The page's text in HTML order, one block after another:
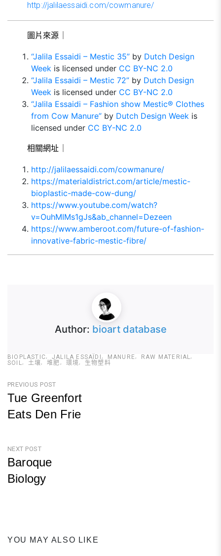
http://jalilaessaidi.com/cowmanure/
圖片來源｜
“Jalila Essaidi – Mestic 35” by Dutch Design
Week is licensed under CC BY-NC 2.0
“Jalila Essaidi – Mestic 72” by Dutch Design
Week is licensed under CC BY-NC 2.0
“Jalila Essaidi – Fashion show Mestic® Clothes
from Cow Manure” by Dutch Design Week is
licensed under CC BY-NC 2.0
相關網址｜
http://jalilaessaidi.com/cowmanure/
https://materialdistrict.com/article/mestic-
bioplastic-made-cow-dung/
https://www.youtube.com/watch?
v=OuhMIMs1gJs&ab_channel=Dezeen
https://www.amberoot.com/future-of-fashion-
innovative-fabric-mestic-fibre/
Author: bioart database
BIOPLASTIC JALILA ESSAÏDI MANURE
RAW MATERIAL
SOIL
土壤 堆肥 環境 生物塑料
文
章
導
覽
PREVIOUS POST
Tue Greenfort
Eats Den Frie
NEXT POST
Baroque
Biology
YOU MAY ALSO LIKE